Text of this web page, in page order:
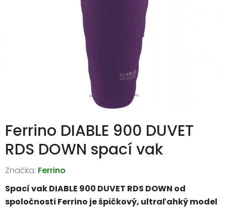
Ferrino DIABLE 900 DUVET
RDS DOWN spací vak
Značka: Ferrino
Spací vak DIABLE 900 DUVET RDS DOWN od
spoločnosti Ferrino je špičkový, ultraľahký model